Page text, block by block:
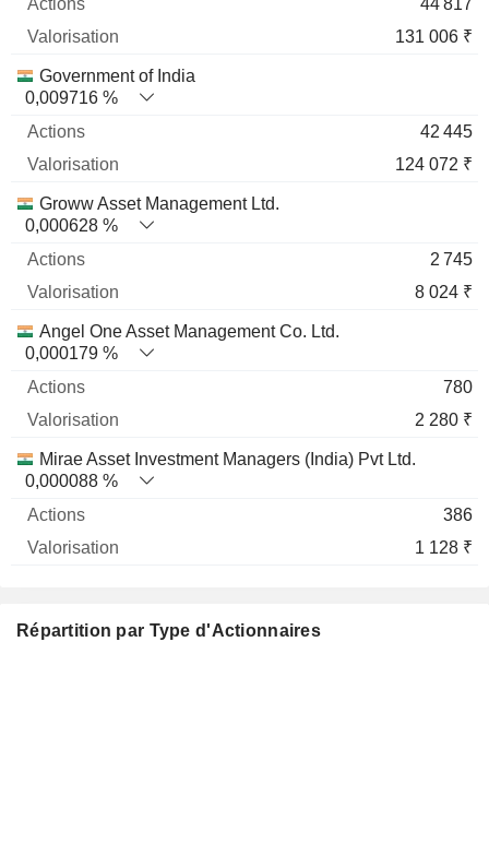
44 817
131 006 ₹
Government of India
0,009716 %
42 445
124 072 ₹
Groww Asset Management Ltd.
0,000628 %
2 745
8 024 ₹
Angel One Asset Management Co. Ltd.
0,000179 %
780
2 280 ₹
Mirae Asset Investment Managers (India) Pvt Ltd.
0,000088 %
386
1 128 ₹
Répartition par Type d'Actionnaires